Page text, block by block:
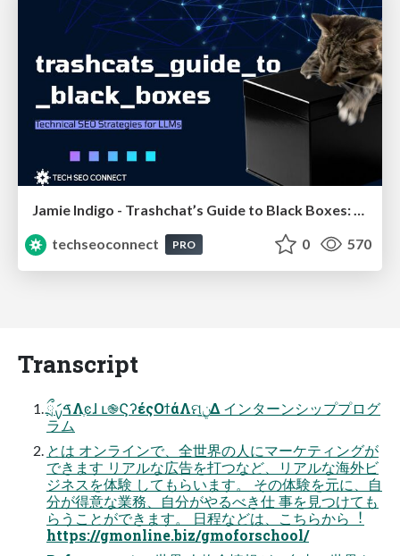
techseoconnect
PRO 0 570
Transcript
ࠃࡍަྲྀΛֶͼɺ ւ֎ϚʔέςΟϯάΛମݧ͢Δ インターンシッププログ
ラム
とは オンラインで、全世界の⼈にマーケティングが
できます リアルな広告を打つなど、リアルな海外ビ
ジネスを体験 してもらいます。 その体験を元に、⾃
分が得意な業務、⾃分がやるべき仕 事を⾒つけても
らうことができます。 ⽇程などは、こちらから︕
https://gmonline.biz/gmoforschool/